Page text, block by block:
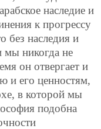
наследие и
к прогрессу
без наследия и
мы никогда не
он отвергает и
и его ценностям,
в которой мы
подобна